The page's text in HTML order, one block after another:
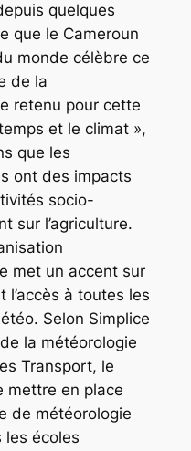
quelques
que le Cameroun
monde célèbre ce
de la
retenu pour cette
et le climat »,
que les
ont des impacts
socio-
sur l’agriculture.
met un accent sur
l’accès à toutes les
Selon Simplice
la météorologie
Transport, le
mettre en place
de météorologie
les écoles